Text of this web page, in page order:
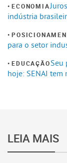
ECONOMIA
indústria
para o setor
EDUCAÇÃOSeu
hoje: SENAI tem
LEIA MAIS